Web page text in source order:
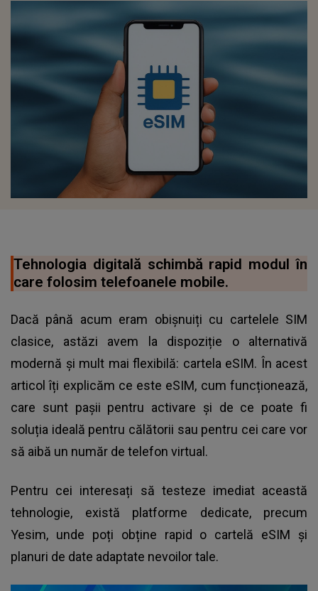
Tehnologia digitală schimbă rapid modul în
care folosim telefoanele mobile.
Dacă până acum eram obișnuiți cu cartelele SIM
clasice, astăzi avem la dispoziție o alternativă
modernă și mult mai flexibilă: cartela eSIM. În acest
articol îți explicăm ce este eSIM, cum funcționează,
care sunt pașii pentru activare și de ce poate fi
soluția ideală pentru călătorii sau pentru cei care vor
să aibă un număr de telefon virtual.
Pentru cei interesați să testeze imediat această
tehnologie, există platforme dedicate, precum
Yesim, unde poți obține rapid o cartelă eSIM și
planuri de date adaptate nevoilor tale.